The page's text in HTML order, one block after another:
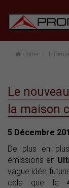
Home
Le
la maison
5 Décembre
De plus en
émissions en
vague idée
cela que le